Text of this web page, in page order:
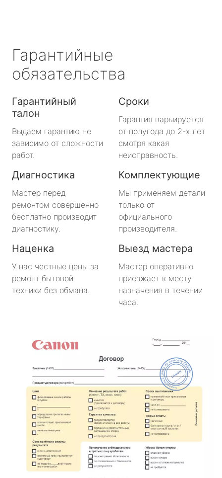
Гарантийные
обязательства
Гарантийный
талон
Выдаем гарантию не
зависимо от сложности
работ.
Сроки
Гарантия варьируется
от полугода до 2-х лет
смотря какая
неисправность.
Диагностика
Мастер перед
ремонтом совершенно
бесплатно производит
диагностику.
Комплектующие
Мы применяем детали
только от
официального
производителя.
Наценка
У нас честные цены за
ремонт бытовой
техники без обмана.
Выезд мастера
Мастер оперативно
приезжает к месту
назначения в течении
часа.